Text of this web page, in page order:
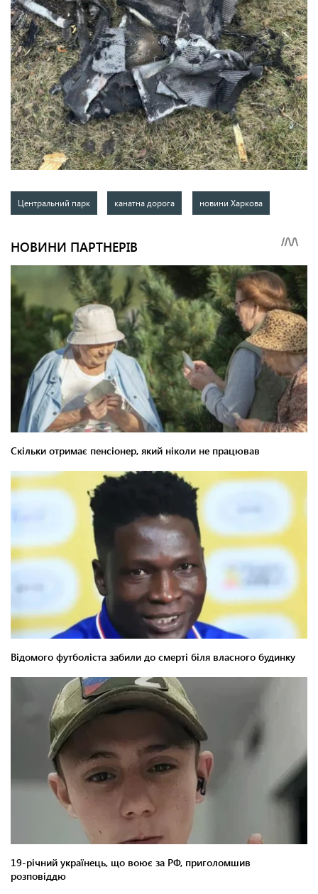
Центральний парк канатна дорога новини Харкова